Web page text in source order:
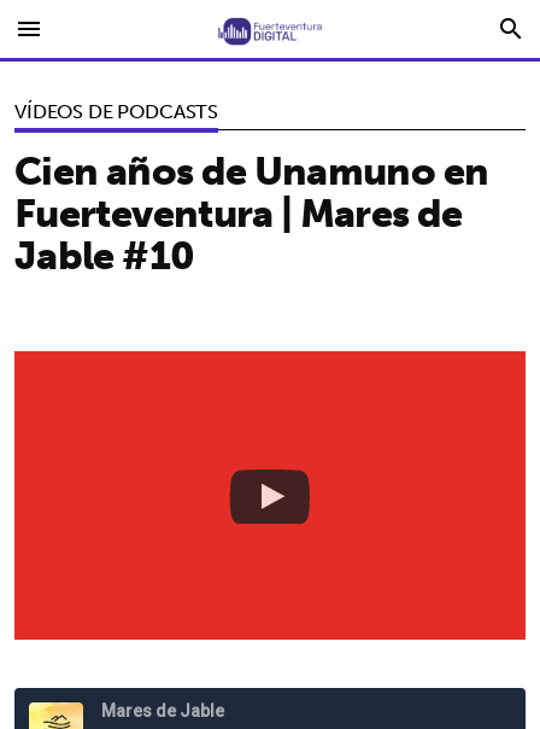
menu search
VÍDEOS DE PODCASTS
Cien años de Unamuno en
Fuerteventura | Mares de
Jable #10